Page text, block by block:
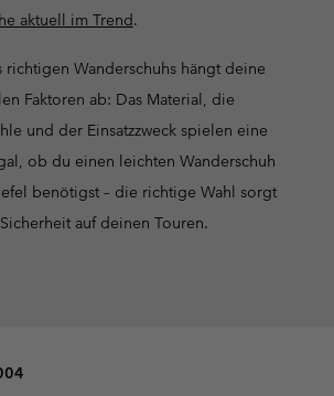
aktuell im Trend.
richtigen Wanderschuhs hängt deine
Faktoren ab: Das Material, die
und der Einsatzzweck spielen eine
ob du einen leichten Wanderschuh
benötigst – die richtige Wahl sorgt
auf deinen Touren.